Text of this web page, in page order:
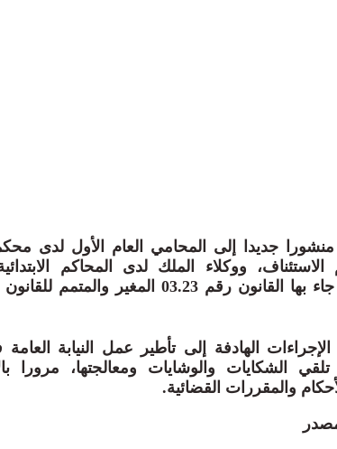
منشورا جديدا إلى المحامي العام الأول لدى
ووكلاء الملك لدى المحاكم
الهادفة إلى تأطير عمل النيابة
الشكايات والوشايات ومعالجتها، مرورا
والمقررات القضائية.